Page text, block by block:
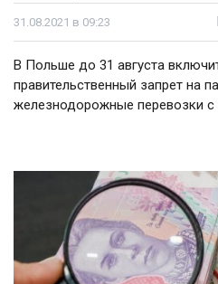
31.08.2021 в 09:23
В Польше до 31 августа
правительственный запрет на
железнодорожные перевозки с